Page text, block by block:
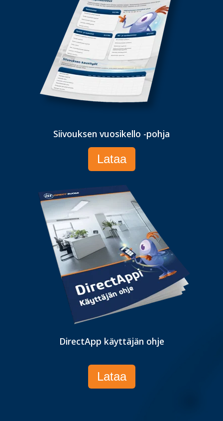
Siivouksen vuosikello -pohja
Lataa
DirectApp käyttäjän ohje
Lataa